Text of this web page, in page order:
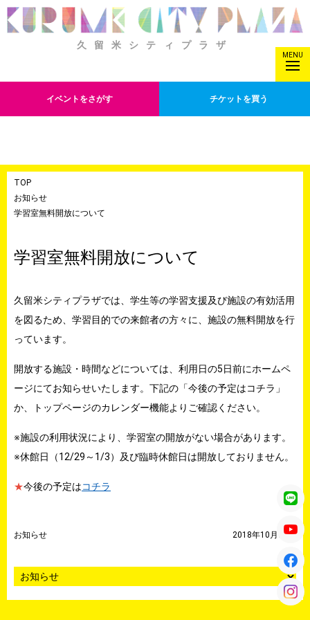
久留米シティプラザ
MENU
イベントをさがす チケットを買う
TOP
お知らせ
学習室無料開放について
学習室無料開放について
久留米シティプラザでは、学生等の学習支援及び施設の有効活用
を図るため、学習目的での来館者の方々に、施設の無料開放を行
っています。
開放する施設・時間などについては、利用日の5日前にホームペ
ージにてお知らせいたします。下記の「今後の予定はコチラ」
か、トップページのカレンダー機能よりご確認ください。
※施設の利用状況により、学習室の開放がない場合があります。
※休館日（12/29～1/3）及び臨時休館日は開放しておりません。
★今後の予定はコチラ
お知らせ 2018年10月01日